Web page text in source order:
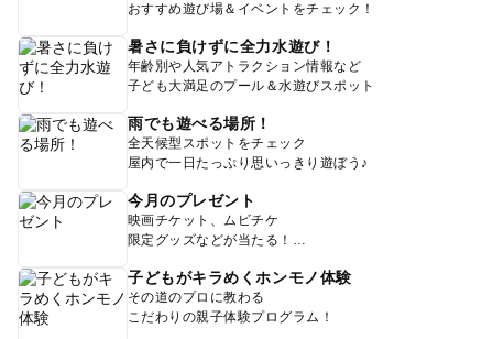
おすすめ遊び場＆イベントをチェック！
暑さに負けずに全力水遊び！
年齢別や人気アトラクション情報など
子ども大満足のプール＆水遊びスポット
雨でも遊べる場所！
全天候型スポットをチェック
屋内で一日たっぷり思いっきり遊ぼう♪
今月のプレゼント
映画チケット、ムビチケ
限定グッズなどが当たる！
子どもがキラめくホンモノ体験
その道のプロに教わる
こだわりの親子体験プログラム！